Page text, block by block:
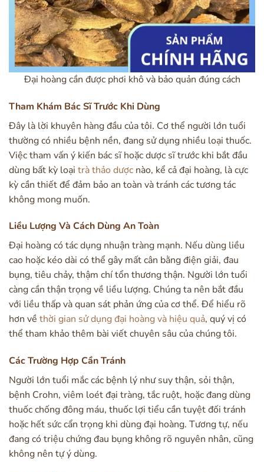
Đại hoàng cần được phơi khô và bảo quản đúng cách
Tham Khám Bác Sĩ Trước Khi Dùng
Đây là lời khuyên hàng đầu của tôi. Cơ thể người lớn tuổi
thường có nhiều bệnh nền, đang sử dụng nhiều loại thuốc.
Việc tham vấn ý kiến bác sĩ hoặc dược sĩ trước khi bắt đầu
dùng bất kỳ loại trà thảo dược nào, kể cả đại hoàng, là cực
kỳ cần thiết để đảm bảo an toàn và tránh các tương tác
không mong muốn.
Liều Lượng Và Cách Dùng An Toàn
Đại hoàng có tác dụng nhuận tràng mạnh. Nếu dùng liều
cao hoặc kéo dài có thể gây mất cân bằng điện giải, đau
bụng, tiêu chảy, thậm chí tổn thương thận. Người lớn tuổi
càng cần thận trọng về liều lượng. Chúng ta nên bắt đầu
với liều thấp và quan sát phản ứng của cơ thể. Để hiểu rõ
hơn về thời gian sử dụng đại hoàng và hiệu quả, quý vị có
thể tham khảo thêm bài viết chuyên sâu của chúng tôi.
Các Trường Hợp Cần Tránh
Người lớn tuổi mắc các bệnh lý như suy thận, sỏi thận,
bệnh Crohn, viêm loét đại tràng, tắc ruột, hoặc đang dùng
thuốc chống đông máu, thuốc lợi tiểu cần tuyệt đối tránh
hoặc hết sức cẩn trọng khi dùng đại hoàng. Tương tự, nếu
đang có triệu chứng đau bụng không rõ nguyên nhân, cũng
không nên tự ý dùng.